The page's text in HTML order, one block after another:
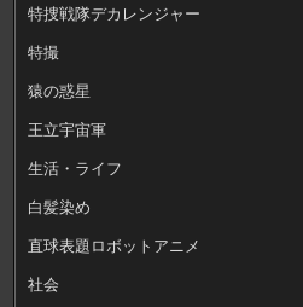
特捜戦隊デカレンジャー
特撮
猿の惑星
王立宇宙軍
生活・ライフ
白髪染め
直球表題ロボットアニメ
社会